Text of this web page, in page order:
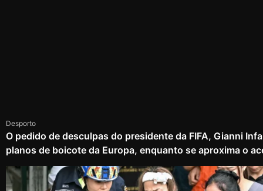
Desporto
O pedido de desculpas do presidente da FIFA, Gianni
planos de boicote da Europa, enquanto se aproxima o